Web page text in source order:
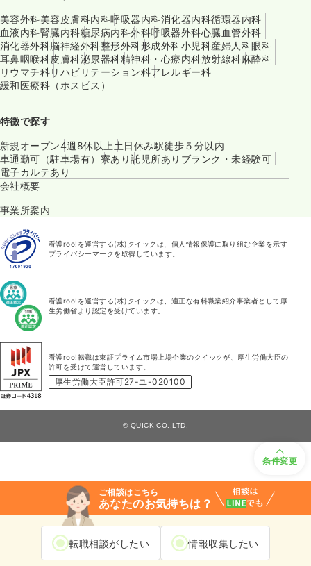
条件変更
ご相談はこちら
あなたのお気持ちは？
転職相談がしたい 情報収集したい
美容外科美容皮膚科内科呼吸器内科消化器内科循環器内科
血液内科腎臓内科糖尿病内科外科呼吸器外科心臓血管外科
消化器外科脳神経外科整形外科形成外科小児科産婦人科眼科
耳鼻咽喉科皮膚科泌尿器科精神科・心療内科放射線科麻酔科
リウマチ科リハビリテーション科アレルギー科
緩和医療科（ホスピス）
特徴で探す
新規オープン4週8休以上 土日休み駅徒歩５分以内
車通勤可（駐車場有） 寮あり託児所あり ブランク・未経験可
電子カルテあり
会社概要
事業所案内
看護roo!を運営する(株)クイックは、個人情報保護に取り組む企業を示す
プライバシーマークを取得しています。
看護roo!を運営する(株)クイックは、適正な有料職業紹介事業者として厚
生労働省より認定を受けています。
看護roo!転職は東証プライム市場上場企業のクイックが、厚生労働大臣の
許可を受けて運営しています。
厚生労働大臣許可27-ユ-020100
© QUICK CO.,LTD.